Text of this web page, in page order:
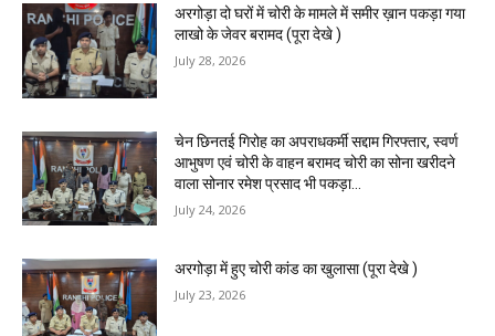
अरगोड़ा दो घरों में चोरी के मामले में समीर ख़ान पकड़ा गया
लाखो के जेवर बरामद (पूरा देखे )
July 28, 2026
चेन छिनतई गिरोह का अपराधकर्मी सद्दाम गिरफ्तार, स्वर्ण
आभुषण एवं चोरी के वाहन बरामद चोरी का सोना खरीदने
वाला सोनार रमेश प्रसाद भी पकड़ा...
July 24, 2026
अरगोड़ा में हुए चोरी कांड का खुलासा (पूरा देखे )
July 23, 2026